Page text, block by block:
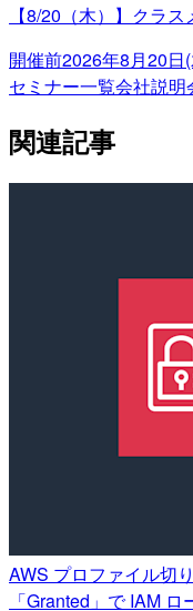
【8/20（木）】クラ
開催前2026年8月20日
セミナー一覧会社説明
関連記事
AWS プロファイル切
「Granted」で IAM